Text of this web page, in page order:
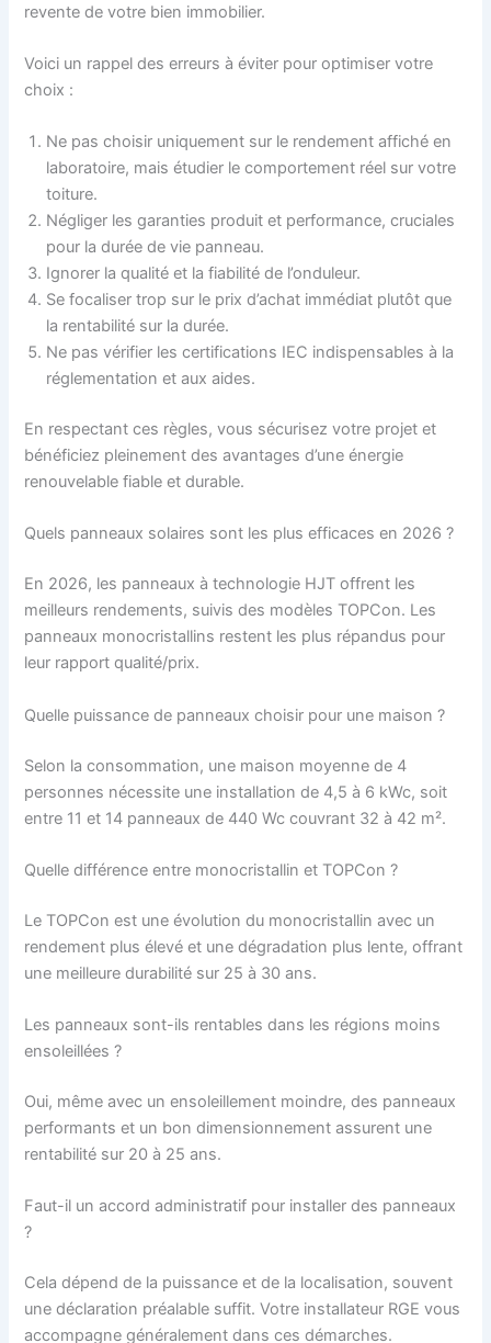
revente de votre bien immobilier.
Voici un rappel des erreurs à éviter pour optimiser votre
choix :
Ne pas choisir uniquement sur le rendement affiché en
laboratoire, mais étudier le comportement réel sur votre
toiture.
Négliger les garanties produit et performance, cruciales
pour la durée de vie panneau.
Ignorer la qualité et la fiabilité de l’onduleur.
Se focaliser trop sur le prix d’achat immédiat plutôt que
la rentabilité sur la durée.
Ne pas vérifier les certifications IEC indispensables à la
réglementation et aux aides.
En respectant ces règles, vous sécurisez votre projet et
bénéficiez pleinement des avantages d’une énergie
renouvelable fiable et durable.
Quels panneaux solaires sont les plus efficaces en 2026 ?
En 2026, les panneaux à technologie HJT offrent les
meilleurs rendements, suivis des modèles TOPCon. Les
panneaux monocristallins restent les plus répandus pour
leur rapport qualité/prix.
Quelle puissance de panneaux choisir pour une maison ?
Selon la consommation, une maison moyenne de 4
personnes nécessite une installation de 4,5 à 6 kWc, soit
entre 11 et 14 panneaux de 440 Wc couvrant 32 à 42 m².
Quelle différence entre monocristallin et TOPCon ?
Le TOPCon est une évolution du monocristallin avec un
rendement plus élevé et une dégradation plus lente, offrant
une meilleure durabilité sur 25 à 30 ans.
Les panneaux sont-ils rentables dans les régions moins
ensoleillées ?
Oui, même avec un ensoleillement moindre, des panneaux
performants et un bon dimensionnement assurent une
rentabilité sur 20 à 25 ans.
Faut-il un accord administratif pour installer des panneaux
?
Cela dépend de la puissance et de la localisation, souvent
une déclaration préalable suffit. Votre installateur RGE vous
accompagne généralement dans ces démarches.